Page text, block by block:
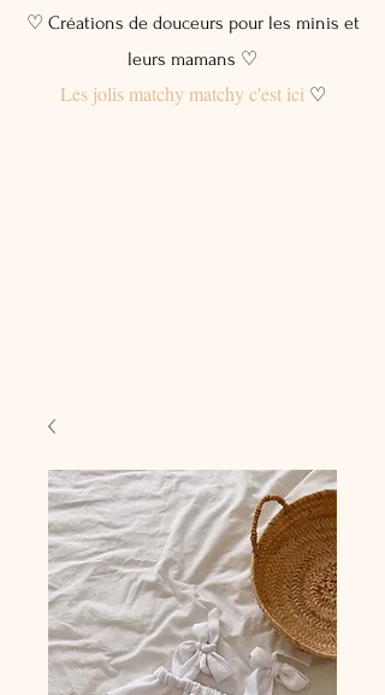
♡ Créations de douceurs pour les minis et
leurs mamans ♡
Les jolis matchy matchy c'est ici♡